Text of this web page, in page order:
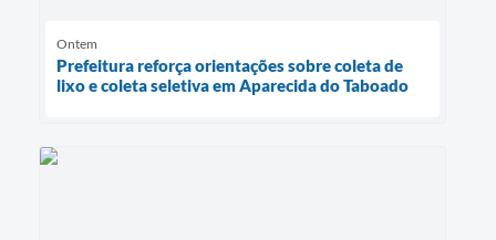
Ontem
Prefeitura reforça orientações sobre coleta de
lixo e coleta seletiva em Aparecida do Taboado